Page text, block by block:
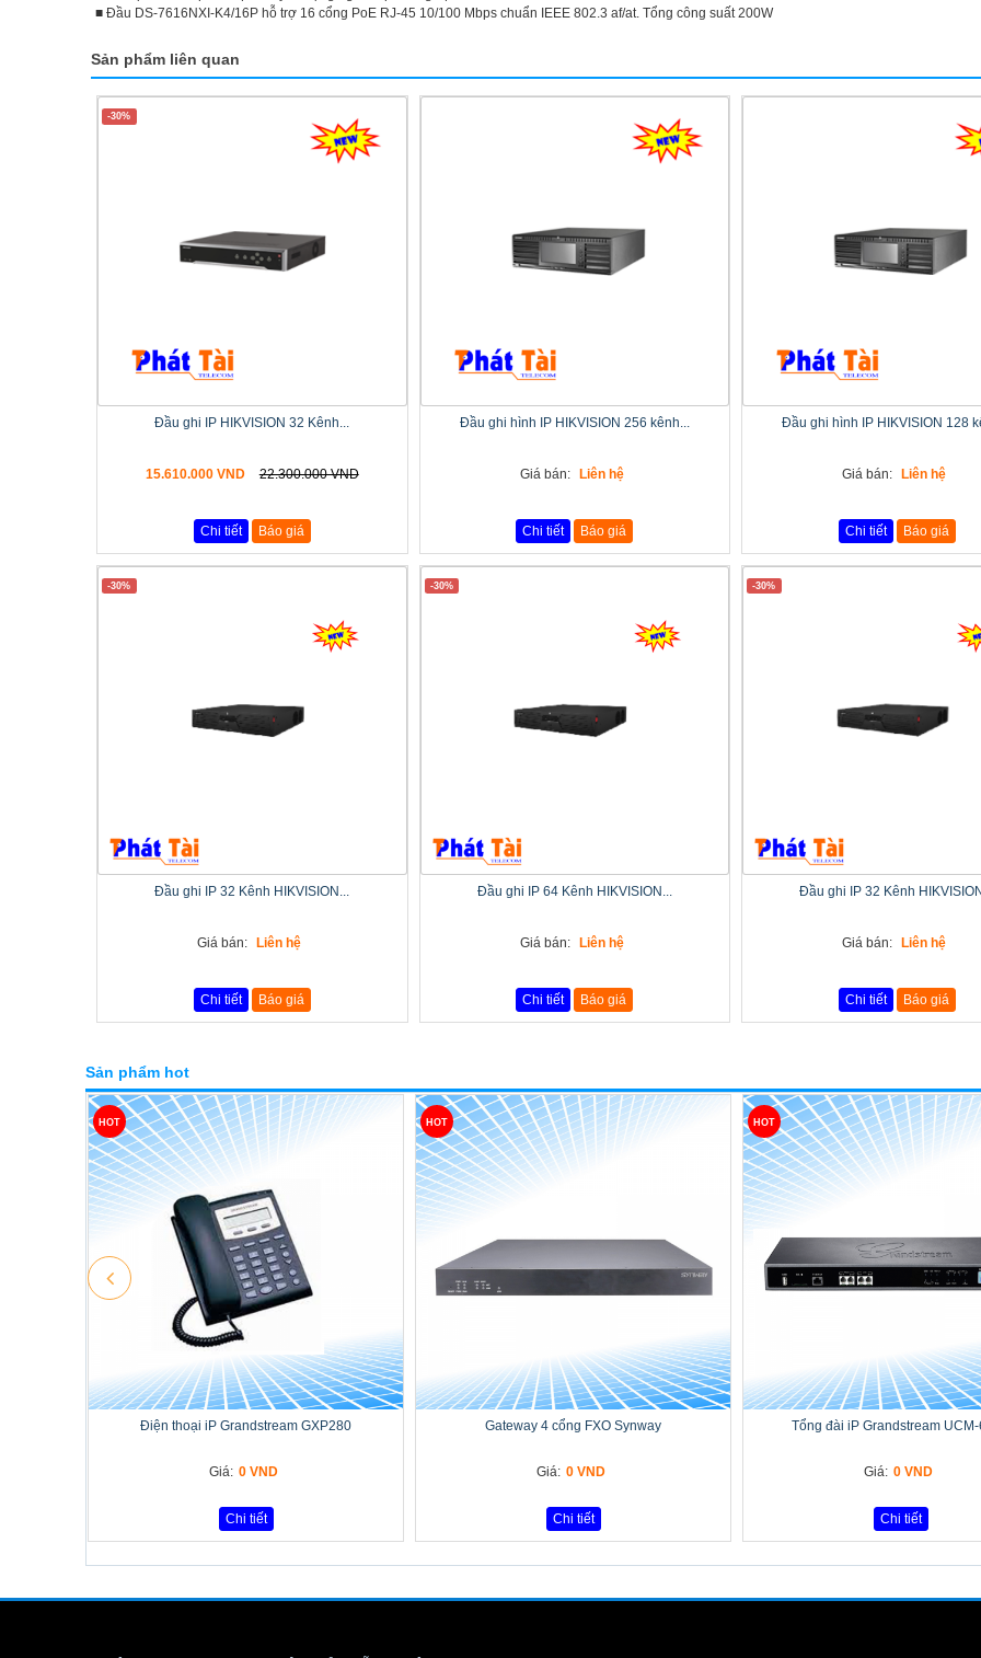
■ Đầu DS-7616NXI-K4/16P hỗ trợ 16 cổng PoE RJ-45 10/100 Mbps chuẩn IEEE 802.3 af/at. Tổng công suất 200W
Sản phẩm liên quan
-30%
Đầu ghi IP HIKVISION 32 Kênh...
15.610.000 VND 22.300.000 VND
Chi tiết Báo giá
Đầu ghi hình IP HIKVISION 256 kênh...
Giá bán: Liên hệ
Chi tiết Báo giá
Đầu ghi hình IP HIKVISION 128
Giá bán: Liên hệ
Chi tiết Báo giá
-30%
Đầu ghi IP 32 Kênh HIKVISION...
Giá bán: Liên hệ
Chi tiết Báo giá
-30%
Đầu ghi IP 64 Kênh HIKVISION...
Giá bán: Liên hệ
Chi tiết Báo giá
-30%
Đầu ghi IP 32 Kênh
Giá bán: Liên hệ
Chi tiết Báo giá
Sản phẩm hot
HOT
Điện thoại iP Grandstream GXP280
Giá: 0 VND
Chi tiết
HOT
Gateway 4 cổng FXO Synway
Giá: 0 VND
Chi tiết
HOT
Tổng đài iP Grandstream
Giá: 0 VND
Chi tiết